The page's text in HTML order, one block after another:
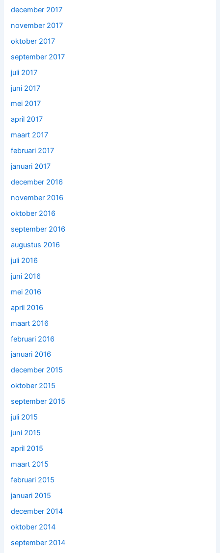
december 2017
november 2017
oktober 2017
september 2017
juli 2017
juni 2017
mei 2017
april 2017
maart 2017
februari 2017
januari 2017
december 2016
november 2016
oktober 2016
september 2016
augustus 2016
juli 2016
juni 2016
mei 2016
april 2016
maart 2016
februari 2016
januari 2016
december 2015
oktober 2015
september 2015
juli 2015
juni 2015
april 2015
maart 2015
februari 2015
januari 2015
december 2014
oktober 2014
september 2014